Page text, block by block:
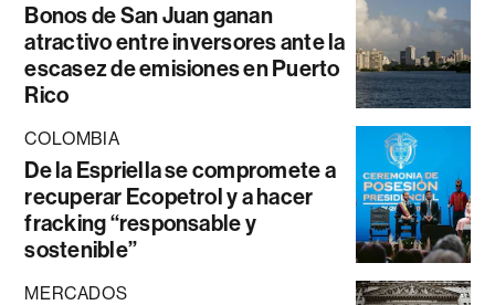
Bonos de San Juan ganan
atractivo entre inversores ante la
escasez de emisiones en Puerto
Rico
COLOMBIA
De la Espriella se compromete a
recuperar Ecopetrol y a hacer
fracking “responsable y
sostenible”
MERCADOS